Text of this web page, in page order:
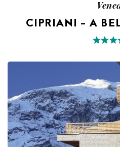
CIPRIANI – A